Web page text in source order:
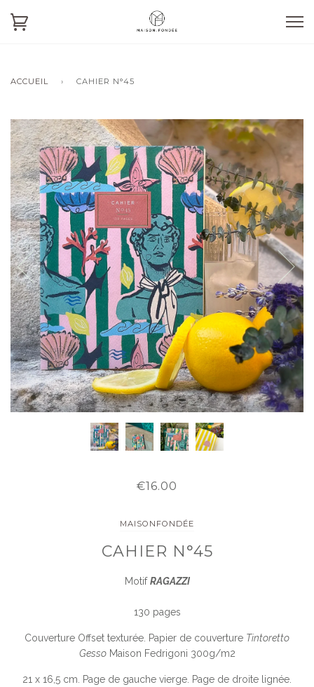
ACCUEIL › CAHIER N°45
€16.00
MAISONFONDÉE
CAHIER N°45
MotifRAGAZZI
130 pages
Couverture Offset texturée. Papier de couverture Tintoretto
GessoMaison Fedrigoni 300g/m2
21 x 16,5 cm. Page de gauche vierge. Page de droite lignée.